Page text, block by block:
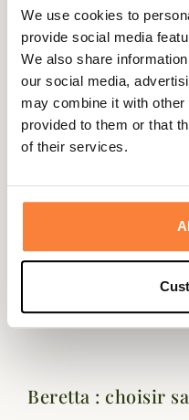
We use cookies to
provide social media
We also share
our social media,
may combine it with other
provided to them or that
of their services.
Description
Berettavous propose la
tireurs sportifs.
Ce fourreau pour fusil
poignées et d'une
protéger au mieux votre
Le fourreau pour fusil
fermeture éclair sur
démonté est de 90 cm.
Beretta : choisir